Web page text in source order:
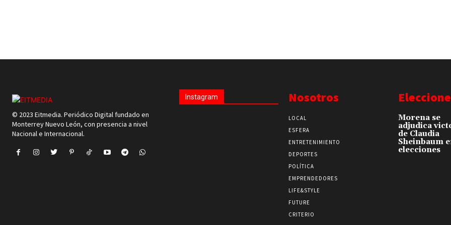
© 2023 Eitmedia. Periódico Digital fundado en
Monterrey Nuevo León, con presencia a nivel
Nacional e Internacional.
Instagram Nosotros
LOCAL
ESFERA
ENTRETENIMIENTO
DEPORTES
POLÍTICA
EMPRENDEDORES
LIFE&STYLE
FUTURE
CRITERIO
Morena se
adjudica
de Claudia
Sheinbaum
elecciones